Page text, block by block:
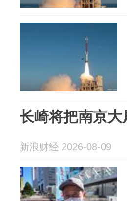
长崎将把南京
新浪财经 2026-08-09